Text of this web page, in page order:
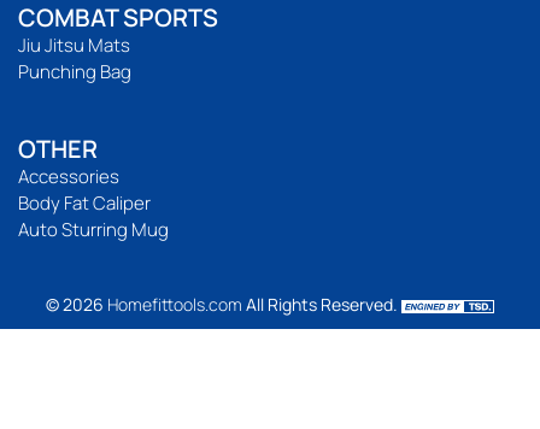
COMBAT SPORTS
Jiu Jitsu Mats
Punching Bag
OTHER
Accessories
Body Fat Caliper
Auto Sturring Mug
© 2026 Homefittools.com All Rights Reserved.